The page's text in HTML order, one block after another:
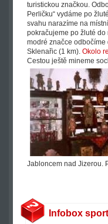
turistickou značkou.
Perličku“ vydáme po
svahu narazíme na
pokračujeme po žluté do
modré značce
Sklenařic (1 km). Okolo
Cestou ještě mineme
Jabloncem nad Jizerou.
Infobox sport